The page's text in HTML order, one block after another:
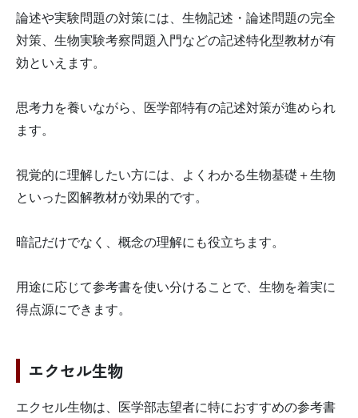
論述や実験問題の対策には、生物記述・論述問題の完全
対策、生物実験考察問題入門などの記述特化型教材が有
効といえます。
思考力を養いながら、医学部特有の記述対策が進められ
ます。
視覚的に理解したい方には、よくわかる生物基礎＋生物
といった図解教材が効果的です。
暗記だけでなく、概念の理解にも役立ちます。
用途に応じて参考書を使い分けることで、生物を着実に
得点源にできます。
エクセル生物
エクセル生物は、医学部志望者に特におすすめの参考書